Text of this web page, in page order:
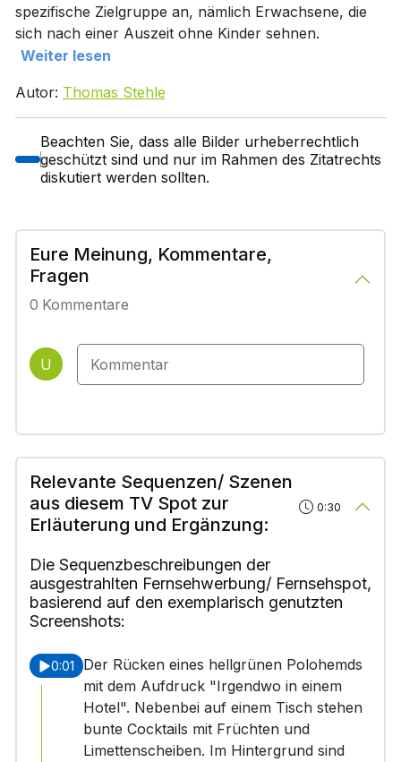
spezifische Zielgruppe an, nämlich Erwachsene, die
sich nach einer Auszeit ohne Kinder sehnen.
Weiter lesen
Autor: Thomas Stehle
Beachten Sie, dass alle Bilder urheberrechtlich
geschützt sind und nur im Rahmen des Zitatrechts
diskutiert werden sollten.
Eure Meinung, Kommentare,
Fragen
0 Kommentare
U
Relevante Sequenzen/ Szenen
aus diesem TV Spot zur
Erläuterung und Ergänzung:
0:30
Die Sequenzbeschreibungen der
ausgestrahlten Fernsehwerbung/ Fernsehspot,
basierend auf den exemplarisch genutzten
Screenshots:
0:01
Der Rücken eines hellgrünen Polohemds
mit dem Aufdruck "Irgendwo in einem
Hotel". Nebenbei auf einem Tisch stehen
bunte Cocktails mit Früchten und
Limettenscheiben. Im Hintergrund sind